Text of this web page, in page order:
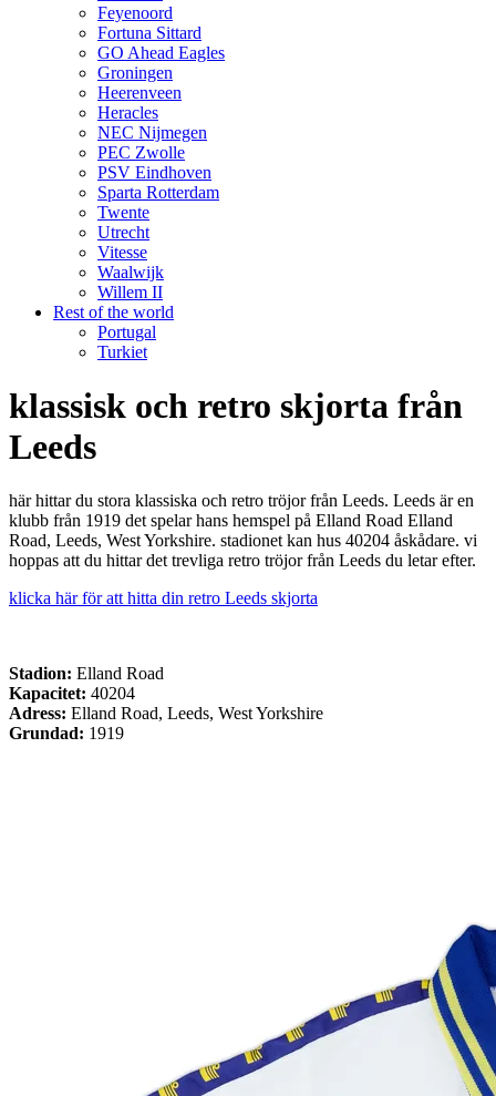
Feyenoord
Fortuna Sittard
GO Ahead Eagles
Groningen
Heerenveen
Heracles
NEC Nijmegen
PEC Zwolle
PSV Eindhoven
Sparta Rotterdam
Twente
Utrecht
Vitesse
Waalwijk
Willem II
Rest of the world
Portugal
Turkiet
klassisk och retro skjorta från
Leeds
här hittar du stora klassiska och retro tröjor från Leeds. Leeds är en
klubb från 1919 det spelar hans hemspel på Elland Road Elland
Road, Leeds, West Yorkshire. stadionet kan hus 40204 åskådare. vi
hoppas att du hittar det trevliga retro tröjor från Leeds du letar efter.
klicka här för att hitta din retro Leeds skjorta
Stadion: Elland Road
Kapacitet: 40204
Adress: Elland Road, Leeds, West Yorkshire
Grundad: 1919